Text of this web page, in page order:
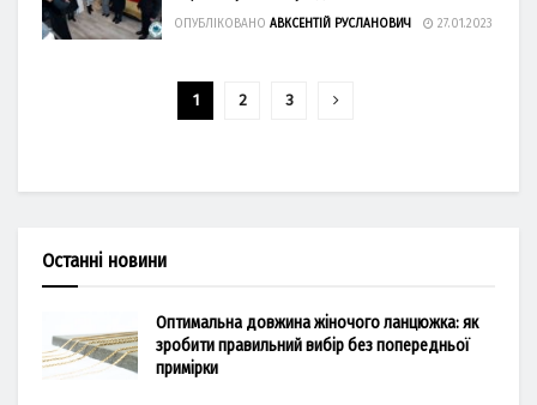
ОПУБЛІКОВАНО АВКСЕНТІЙ РУСЛАНОВИЧ 27.01.2023
1 2 3
Останні новини
Оптимальна довжина жіночого ланцюжка: як
зробити правильний вибір без попередньої
примірки